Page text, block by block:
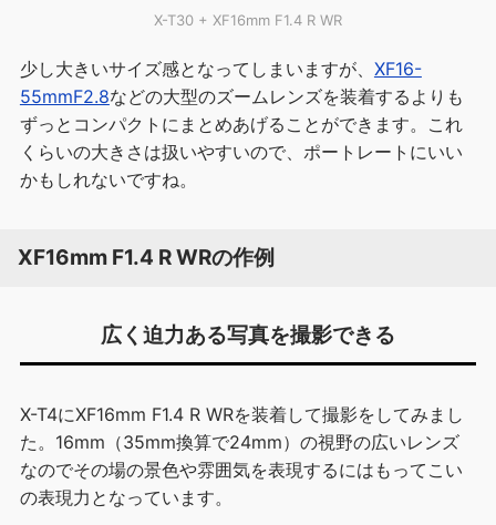
X-T30 + XF16mm F1.4 R WR
少し大きいサイズ感となってしまいますが、 XF16-
55mmF2.8などの大型のズームレンズを装着するよりも
ずっとコンパクトにまとめあげることができます。これ
くらいの大きさは扱いやすいので、ポートレートにいい
かもしれないですね。
XF16mm F1.4 R WRの作例
広く迫力ある写真を撮影できる
X-T4にXF16mm F1.4 R WRを装着して撮影をしてみまし
た。16mm（35mm換算で24mm）の視野の広いレンズ
なのでその場の景色や雰囲気を表現するにはもってこい
の表現力となっています。